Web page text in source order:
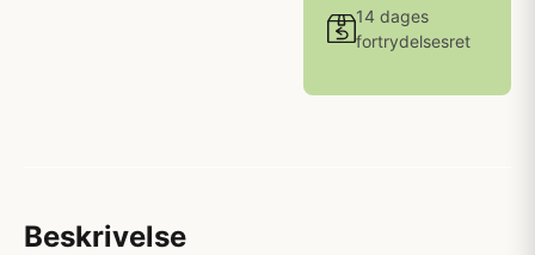
14 dages
fortrydelsesret
Beskrivelse